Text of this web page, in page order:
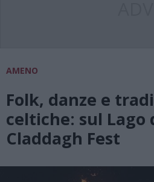
AMENO
Folk, danze e
celtiche: sul Lago
Claddagh Fest